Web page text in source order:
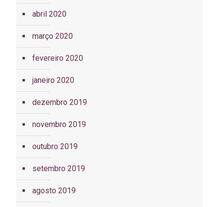
abril 2020
março 2020
fevereiro 2020
janeiro 2020
dezembro 2019
novembro 2019
outubro 2019
setembro 2019
agosto 2019